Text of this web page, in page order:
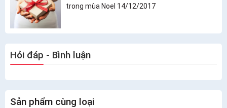
trong mùa Noel 14/12/2017
Hỏi đáp - Bình luận
Sản phẩm cùng loại